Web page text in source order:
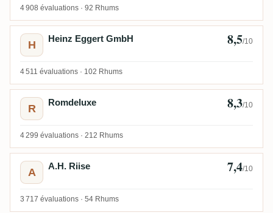
4 908 évaluations · 92 Rhums
H
Heinz Eggert GmbH 8,5/10
4 511 évaluations · 102 Rhums
R
Romdeluxe 8,3/10
4 299 évaluations · 212 Rhums
A
A.H. Riise 7,4/10
3 717 évaluations · 54 Rhums